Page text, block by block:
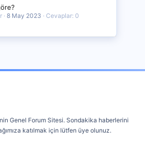
8 May 2023
Cevaplar: 0
Genel Forum Sitesi. Sondakika haberlerini
katılmak için lütfen üye olunuz.